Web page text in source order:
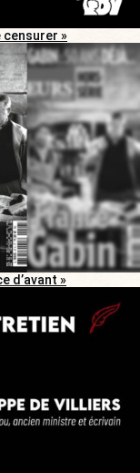
censurer »
d’avant »